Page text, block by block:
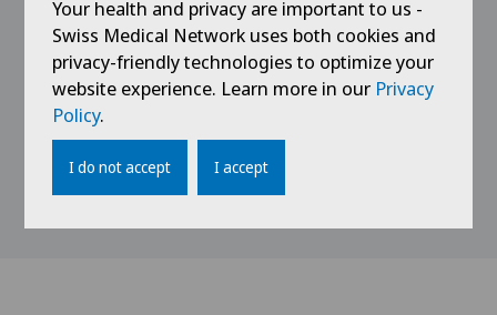
1985 - 1991
Etudes de médecine
20 novembre 1991: Diplôme en médecine
9 janvier 1992: Doctorat en médecine
Université de Bâle
Your health and privacy are important to us -
Swiss Medical Network uses both cookies and
privacy-friendly technologies to optimize your
website experience. Learn more in our Privacy
Policy.
I do not accept I accept